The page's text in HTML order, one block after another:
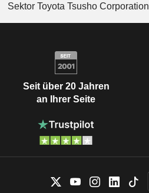
Sektor Toyota Tsusho Corporation
Seit über 20 Jahren
an Ihrer Seite